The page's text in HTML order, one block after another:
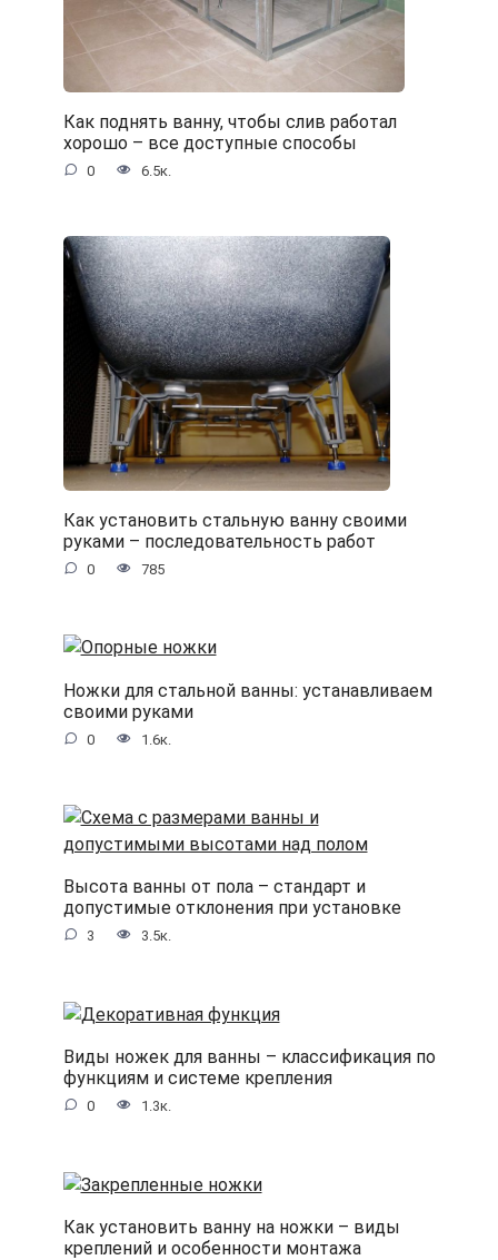
Как поднять ванну, чтобы слив работал
хорошо – все доступные способы
0 6.5к.
Как установить стальную ванну своими
руками – последовательность работ
0 785
Ножки для стальной ванны: устанавливаем
своими руками
0 1.6к.
Высота ванны от пола – стандарт и
допустимые отклонения при установке
3 3.5к.
Виды ножек для ванны – классификация по
функциям и системе крепления
0 1.3к.
Как установить ванну на ножки – виды
креплений и особенности монтажа